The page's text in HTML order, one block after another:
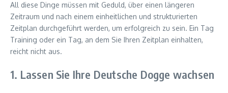
All diese Dinge müssen mit Geduld, über einen längeren
Zeitraum und nach einem einheitlichen und strukturierten
Zeitplan durchgeführt werden, um erfolgreich zu sein. Ein Tag
Training oder ein Tag, an dem Sie Ihren Zeitplan einhalten,
reicht nicht aus.
1. Lassen Sie Ihre Deutsche Dogge wachsen